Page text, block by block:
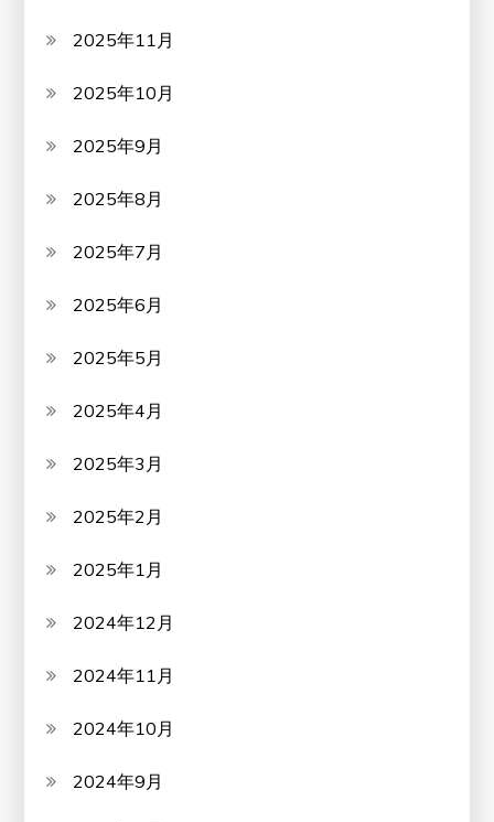
2025年11月
2025年10月
2025年9月
2025年8月
2025年7月
2025年6月
2025年5月
2025年4月
2025年3月
2025年2月
2025年1月
2024年12月
2024年11月
2024年10月
2024年9月